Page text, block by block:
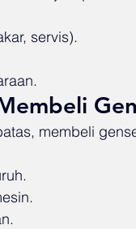
servis).
membeli